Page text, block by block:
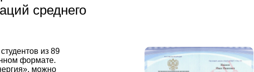
среднего
из 89
формате.
можно